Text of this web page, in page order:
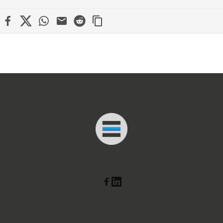
Facebook
X WhatsApp
Mail Reddit
Connected Minds
Linkedin